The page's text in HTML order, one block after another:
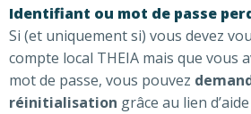
Identifiant ou mot de passe
Si (et uniquement si) vous devez
compte local THEIA mais que vous
mot de passe, vous pouvez
réinitialisation grâce au lien